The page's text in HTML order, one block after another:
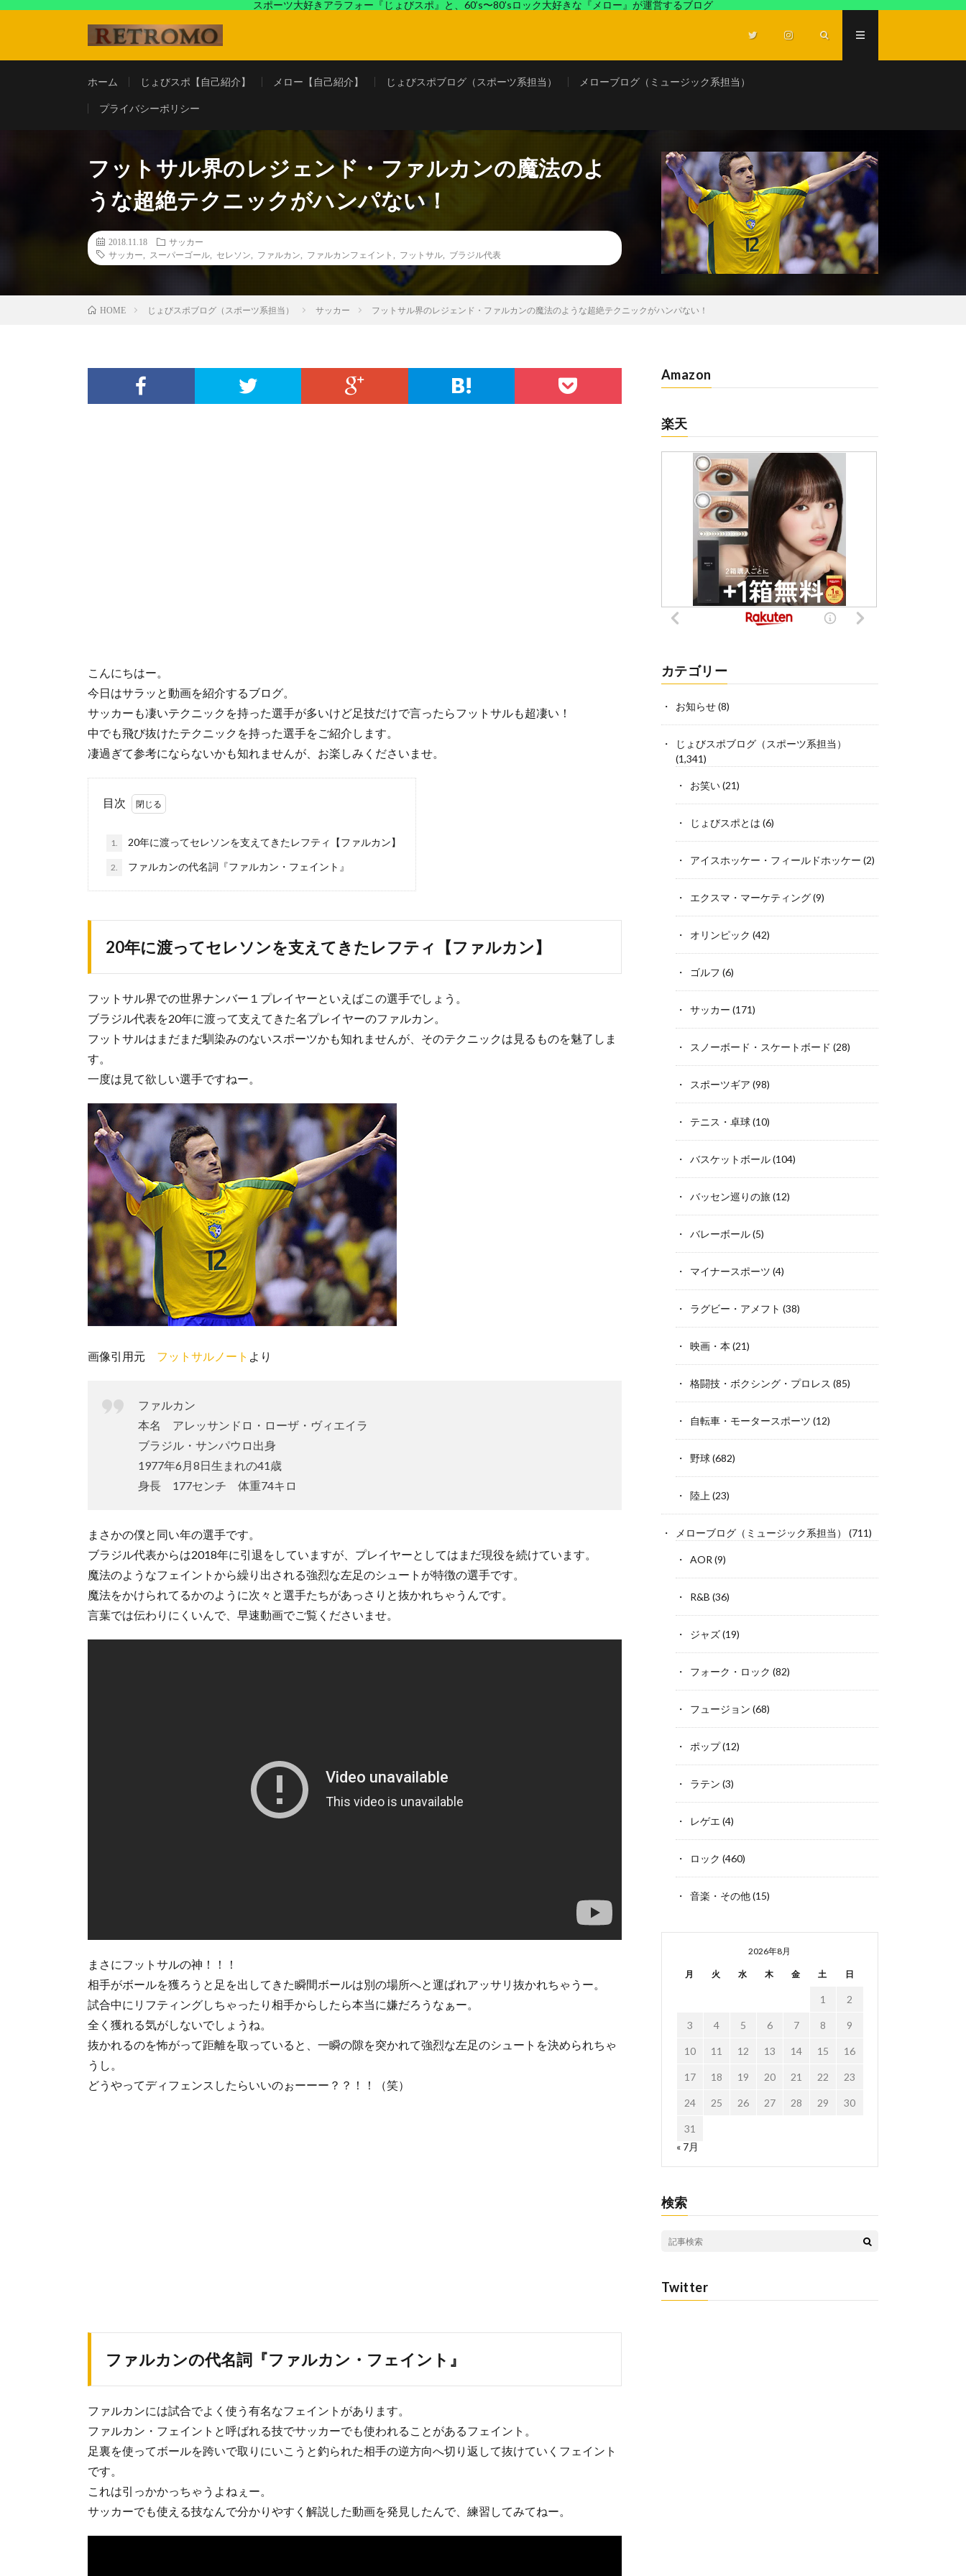
スポーツ大好きアラフォー『じょびスポ』と、60’s〜80’sロック大好きな『メロー』が運営するブログ
ホーム じょびスポ【自己紹介】 メロー【自己紹介】 じょびスポブログ（スポーツ系担当） メローブログ（ミュージック系担当）
プライバシーポリシー
フットサル界のレジェンド・ファルカンの魔法のよ
うな超絶テクニックがハンパない！
2018.11.18
サッカー
サッカー
スーパーゴール セレソン ファルカン ファルカンフェイント フットサル ブラジル代表
HOME じょびスポブログ（スポーツ系担当） サッカー フットサル界のレジェンド・ファルカンの魔法のような超絶テクニックがハンパない！
こんにちはー。
今日はサラッと動画を紹介するブログ。
サッカーも凄いテクニックを持った選手が多いけど足技だけで言ったらフットサルも超凄い！
中でも飛び抜けたテクニックを持った選手をご紹介します。
凄過ぎて参考にならないかも知れませんが、お楽しみくださいませ。
目次
1. 20年に渡ってセレソンを支えてきたレフティ【ファルカン】
2. ファルカンの代名詞『ファルカン・フェイント』
20年に渡ってセレソンを支えてきたレフティ【ファルカン】
フットサル界での世界ナンバー１プレイヤーといえばこの選手でしょう。
ブラジル代表を20年に渡って支えてきた名プレイヤーのファルカン。
フットサルはまだまだ馴染みのないスポーツかも知れませんが、そのテクニックは見るものを魅了しま
す。
一度は見て欲しい選手ですねー。
画像引用元 フットサルノート より
ファルカン
本名 アレッサンドロ・ローザ・ヴィエイラ
ブラジル・サンパウロ出身
1977年6月8日生まれの41歳
身長 177センチ 体重74キロ
まさかの僕と同い年の選手です。
ブラジル代表からは2018年に引退をしていますが、プレイヤーとしてはまだ現役を続けています。
魔法のようなフェイントから繰り出される強烈な左足のシュートが特徴の選手です。
魔法をかけられてるかのように次々と選手たちがあっさりと抜かれちゃうんです。
言葉では伝わりにくいんで、早速動画でご覧くださいませ。
まさにフットサルの神！！！
相手がボールを獲ろうと足を出してきた瞬間ボールは別の場所へと運ばれアッサリ抜かれちゃうー。
試合中にリフティングしちゃったり相手からしたら本当に嫌だろうなぁー。
全く獲れる気がしないでしょうね。
抜かれるのを怖がって距離を取っていると、一瞬の隙を突かれて強烈な左足のシュートを決められちゃ
うし。
どうやってディフェンスしたらいいのぉーーー？？！！（笑）
ファルカンの代名詞『ファルカン・フェイント』
ファルカンには試合でよく使う有名なフェイントがあります。
ファルカン・フェイントと呼ばれる技でサッカーでも使われることがあるフェイント。
足裏を使ってボールを跨いで取りにいこうと釣られた相手の逆方向へ切り返して抜けていくフェイント
です。
これは引っかかっちゃうよねぇー。
サッカーでも使える技なんで分かりやすく解説した動画を発見したんで、練習してみてねー。
Amazon
楽天
カテゴリー
お知らせ(8)
じょびスポブログ（スポーツ系担当）
(1,341)
お笑い(21)
じょびスポとは (6)
アイスホッケー・フィールドホッケー (2)
エクスマ・マーケティング(9)
オリンピック (42)
ゴルフ (6)
サッカー (171)
スノーボード・スケートボード (28)
スポーツギア (98)
テニス・卓球(10)
バスケットボール(104)
バッセン巡りの旅(12)
バレーボール(5)
マイナースポーツ (4)
ラグビー・アメフト (38)
映画・本 (21)
格闘技・ボクシング・プロレス (85)
自転車・モータースポーツ (12)
野球(682)
陸上 (23)
メローブログ（ミュージック系担当） (711)
AOR (9)
R&B (36)
ジャズ(19)
フォーク・ロック (82)
フュージョン (68)
ポップ(12)
ラテン (3)
レゲエ (4)
ロック (460)
音楽・その他(15)
2026年8月
月 火 水 木 金 土 日
1 2
3 4 5 6 7 8 9
10 11 12 13 14 15 16
17 18 19 20 21 22 23
24 25 26 27 28 29 30
31
« 7月
検索
Twitter